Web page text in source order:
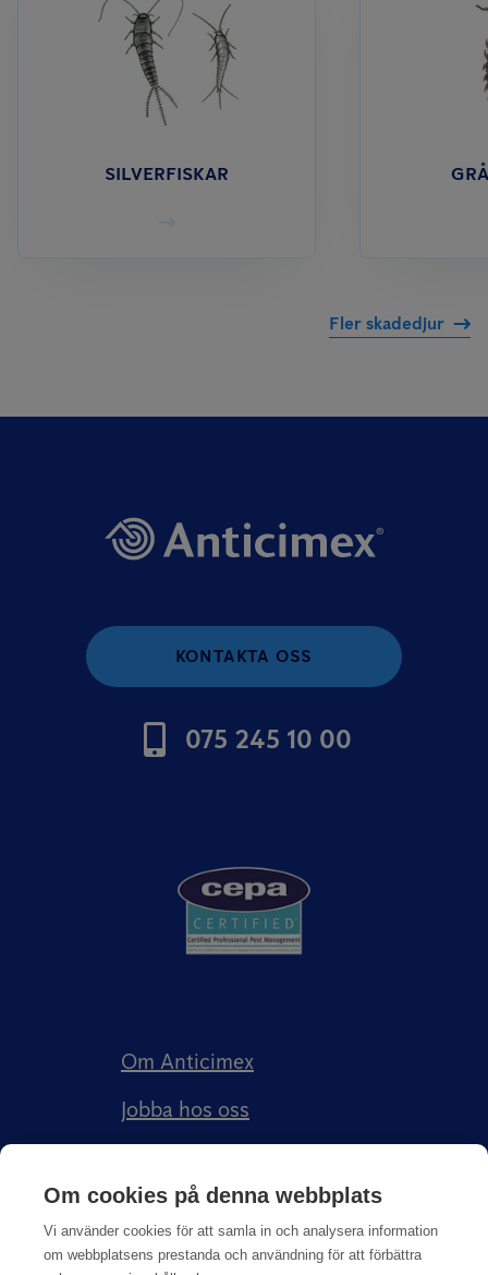
SILVERFISKAR
Fler skadedjur
KONTAKTA OSS
075 245 10 00
Om Anticimex
Jobba hos oss
Anticimex Försäkringar AB
Om cookies på denna webbplats
Vi använder cookies för att samla in och analysera information
om webbplatsens prestanda och användning för att förbättra